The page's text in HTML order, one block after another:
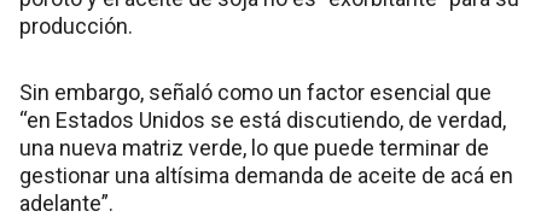
producción.
Sin embargo, señaló como un factor esencial que
“en Estados Unidos se está discutiendo, de verdad,
una nueva matriz verde, lo que puede terminar de
gestionar una altísima demanda de aceite de acá en
adelante”.